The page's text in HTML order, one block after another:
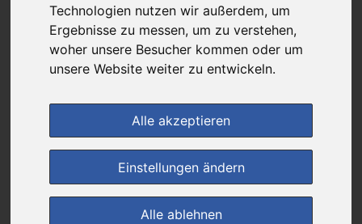
Technologien nutzen wir außerdem, um
Ergebnisse zu messen, um zu verstehen,
woher unsere Besucher kommen oder um
unsere Website weiter zu entwickeln.
Alle akzeptieren
Einstellungen ändern
Alle ablehnen
Das gewünschte Produkt ist derzeit bei keinem unserer Partner
erhältlich.
(0) Jetzt bewerten!
zur Startseite
Preisalarm